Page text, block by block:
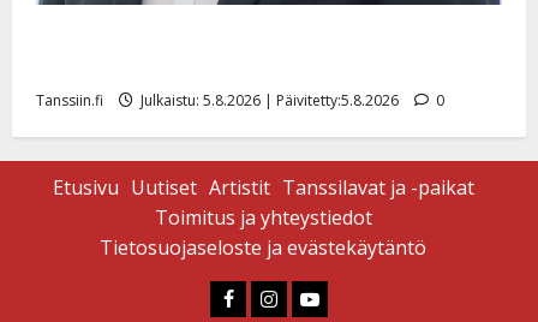
Tanssiin.fi Julkaistu: 5.8.2026 | Päivitetty:5.8.2026 0
Etusivu Uutiset Artistit Tanssilavat ja -paikat
Toimitus ja yhteystiedot
Tietosuojaseloste ja evästekäytäntö
Faceboook
Instagram
Youtube